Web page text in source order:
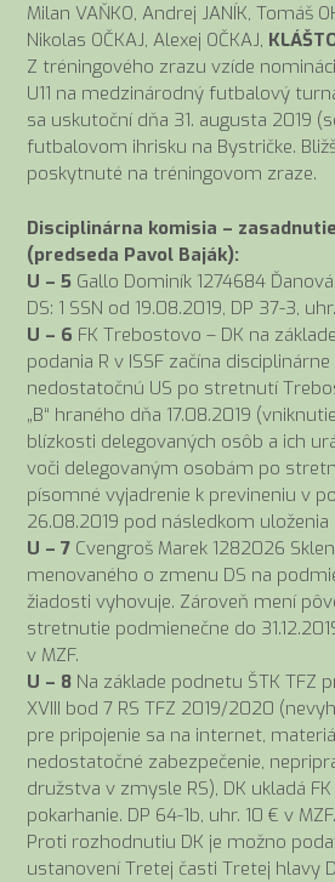
Milan VAŇKO, Andrej JANÍK, Tomáš
Nikolas OČKAJ, Alexej OČKAJ,
Z tréningového zrazu vzíde
U11 na medzinárodný futbalový
sa uskutoční dňa 31. augusta 2019
futbalovom ihrisku na Bystričke.
poskytnuté na tréningovom zraze.
Disciplinárna komisia –
(predseda Pavol Baják):
U – 5 Gallo Dominík 1274684
DS: 1 SSN od 19.08.2019, DP 37-3,
U – 6 FK Trebostovo – DK na
podania R v ISSF začína
nedostatočnú US po stretnutí
„B“ hraného dňa 17.08.2019
blízkosti delegovaných osôb a ich
voči delegovaným osobám po
písomné vyjadrenie k previneniu v
26.08.2019 pod následkom uloženia
U – 7 Cvengroš Marek 1282026
menovaného o zmenu DS na
žiadosti vyhovuje. Zároveň mení
stretnutie podmienečne do
v MZF.
U – 8 Na základe podnetu ŠTK TFZ
XVIII bod 7 RS TFZ 2019/2020
pre pripojenie sa na internet,
nedostatočné zabezpečenie,
družstva v zmysle RS), DK ukladá
pokarhanie. DP 64-1b, uhr. 10 € v MZF.
Proti rozhodnutiu DK je možno
ustanovení Tretej časti Tretej hlavy